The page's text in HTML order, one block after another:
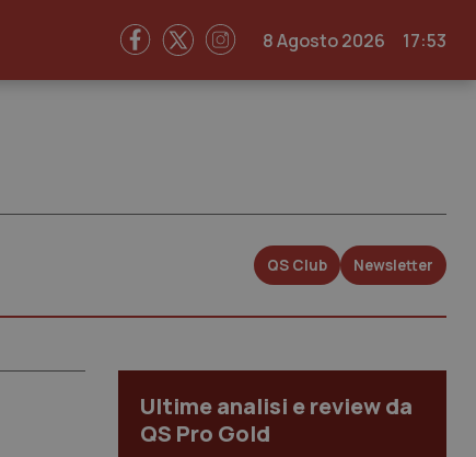
8 Agosto 2026 17:53
QS Club Newsletter
Ultime analisi e review da
QS Pro Gold